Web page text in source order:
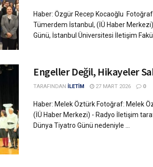
Haber: Özgür Recep Kocaoğlu
Tümerdem İstanbul, (İÜ Haber
Günü, İstanbul Üniversitesi İletişim
Engeller Değil, Hikayeler
TARAFINDAN İLETİM 27 MART 2026 0
Haber: Melek Öztürk Fotoğraf: Melek
(İÜ Haber Merkezi) - Radyo İletişim
Dünya Tiyatro Günü nedeniyle ...